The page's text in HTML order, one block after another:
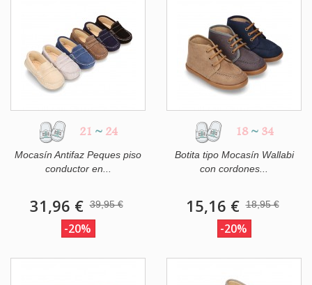
21 ~ 24
Mocasín Antifaz Peques piso
conductor en...
31,96 € 39,95 €
-20%
18 ~ 34
Botita tipo Mocasín Wallabi
con cordones...
15,16 € 18,95 €
-20%